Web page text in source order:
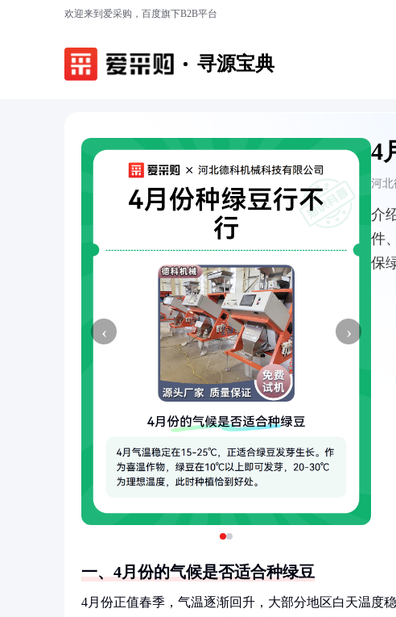
欢迎来到爱采购，百度旗下B2B平台
寻源宝典
‹ ›
4
河北
介
件
保
一、4月份的气候是否适合种绿豆
4月份正值春季，气温逐渐回升，大部分地区白天温度